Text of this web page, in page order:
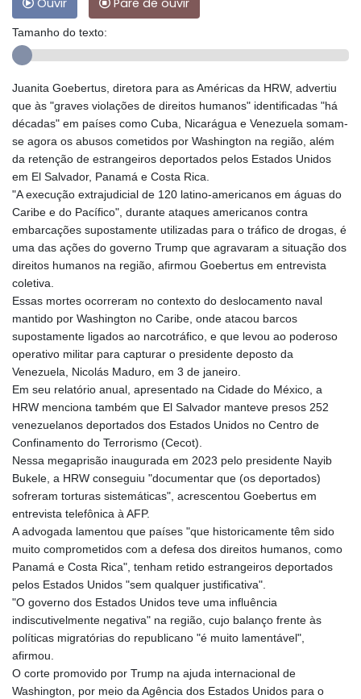
Ouvir Pare de ouvir
Tamanho do texto:
Juanita Goebertus, diretora para as Américas da HRW, advertiu
que às "graves violações de direitos humanos" identificadas "há
décadas" em países como Cuba, Nicarágua e Venezuela somam-
se agora os abusos cometidos por Washington na região, além
da retenção de estrangeiros deportados pelos Estados Unidos
em El Salvador, Panamá e Costa Rica.
"A execução extrajudicial de 120 latino-americanos em águas do
Caribe e do Pacífico", durante ataques americanos contra
embarcações supostamente utilizadas para o tráfico de drogas, é
uma das ações do governo Trump que agravaram a situação dos
direitos humanos na região, afirmou Goebertus em entrevista
coletiva.
Essas mortes ocorreram no contexto do deslocamento naval
mantido por Washington no Caribe, onde atacou barcos
supostamente ligados ao narcotráfico, e que levou ao poderoso
operativo militar para capturar o presidente deposto da
Venezuela, Nicolás Maduro, em 3 de janeiro.
Em seu relatório anual, apresentado na Cidade do México, a
HRW menciona também que El Salvador manteve presos 252
venezuelanos deportados dos Estados Unidos no Centro de
Confinamento do Terrorismo (Cecot).
Nessa megaprisão inaugurada em 2023 pelo presidente Nayib
Bukele, a HRW conseguiu "documentar que (os deportados)
sofreram torturas sistemáticas", acrescentou Goebertus em
entrevista telefônica à AFP.
A advogada lamentou que países "que historicamente têm sido
muito comprometidos com a defesa dos direitos humanos, como
Panamá e Costa Rica", tenham retido estrangeiros deportados
pelos Estados Unidos "sem qualquer justificativa".
"O governo dos Estados Unidos teve uma influência
indiscutivelmente negativa" na região, cujo balanço frente às
políticas migratórias do republicano "é muito lamentável",
afirmou.
O corte promovido por Trump na ajuda internacional de
Washington, por meio da Agência dos Estados Unidos para o